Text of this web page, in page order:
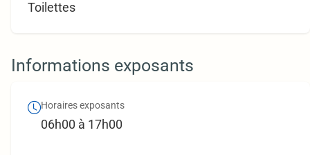
Toilettes
Informations exposants
Horaires exposants
06h00 à 17h00